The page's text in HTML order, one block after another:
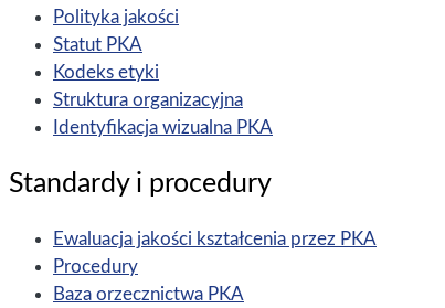
Polityka jakości
Statut PKA
Kodeks etyki
Struktura organizacyjna
Identyfikacja wizualna PKA
Standardy i procedury
Ewaluacja jakości kształcenia przez PKA
Procedury
Baza orzecznictwa PKA